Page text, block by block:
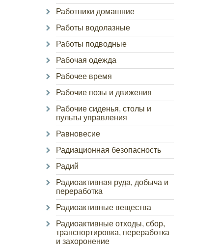
Работники домашние
Работы водолазные
Работы подводные
Рабочая одежда
Рабочее время
Рабочие позы и движения
Рабочие сиденья, столы и
пульты управления
Равновесие
Радиационная безопасность
Радий
Радиоактивная руда, добыча и
переработка
Радиоактивные вещества
Радиоактивные отходы, сбор,
транспортировка, переработка
и захоронение